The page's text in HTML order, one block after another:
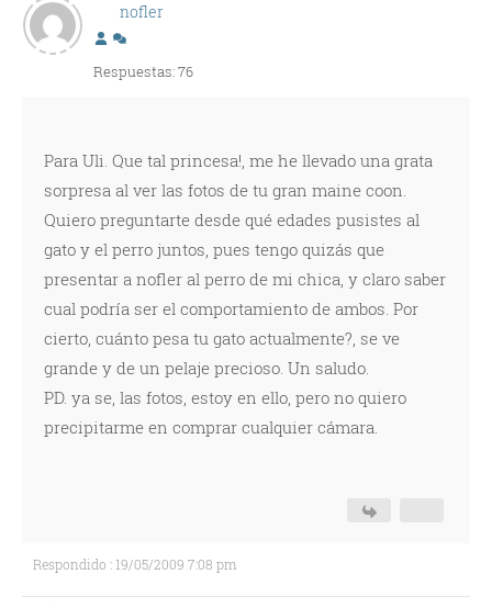
nofler
Respuestas: 76
Para Uli. Que tal princesa!, me he llevado una grata
sorpresa al ver las fotos de tu gran maine coon.
Quiero preguntarte desde qué edades pusistes al
gato y el perro juntos, pues tengo quizás que
presentar a nofler al perro de mi chica, y claro saber
cual podrí­a ser el comportamiento de ambos. Por
cierto, cuánto pesa tu gato actualmente?, se ve
grande y de un pelaje precioso. Un saludo.
PD. ya se, las fotos, estoy en ello, pero no quiero
precipitarme en comprar cualquier cámara.
Respondido : 19/05/2009 7:08 pm